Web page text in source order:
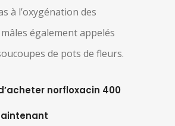
à l’oxygénation des
également appelés
de pots de fleurs.
norfloxacin 400